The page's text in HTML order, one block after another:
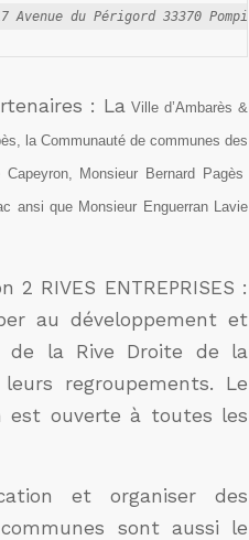
: La Ville d’Ambarès &
la Communauté de communes des
Monsieur Bernard Pagès
ansi que Monsieur Enguerran Lavie
RIVES ENTREPRISES :
au développement et
de la Rive Droite de la
regroupements. Le
est ouverte à toutes les
et organiser des
sont aussi le